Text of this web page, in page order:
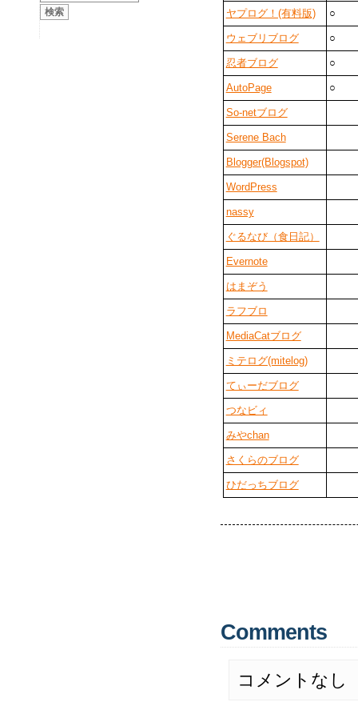
ヤプログ！(有料版) ○
ウェブリブログ ○
忍者ブログ ○
AutoPage ○
So-netブログ
Serene Bach
Blogger(Blogspot)
WordPress
nassy
ぐるなび（食日記）
Evernote
はまぞう
ラフブロ
MediaCatブログ
ミテログ(mitelog)
てぃーだブログ
つなビィ
みやchan
さくらのブログ
ひだっちブログ
Comments
コメントなし